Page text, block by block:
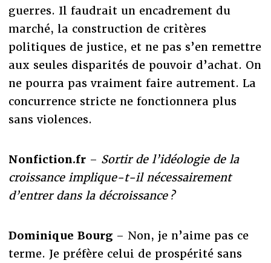
guerres. Il faudrait un encadrement du
marché, la construction de critères
politiques de justice, et ne pas s’en remettre
aux seules disparités de pouvoir d’achat. On
ne pourra pas vraiment faire autrement. La
concurrence stricte ne fonctionnera plus
sans violences.
Nonfiction.fr– Sortir de l’idéologie de la
croissance implique-t-il nécessairement
d’entrer dans la décroissance ?
Dominique Bourg– Non, je n’aime pas ce
terme. Je préfère celui de prospérité sans